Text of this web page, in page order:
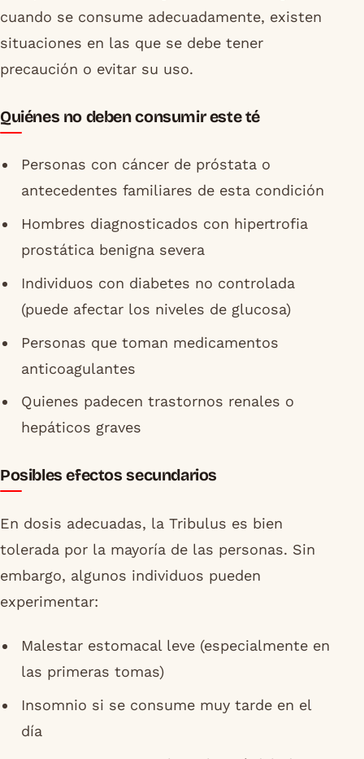
cuando se consume adecuadamente, existen
situaciones en las que se debe tener
precaución o evitar su uso.
Quiénes no deben consumir este té
Personas con cáncer de próstata o
antecedentes familiares de esta condición
Hombres diagnosticados con hipertrofia
prostática benigna severa
Individuos con diabetes no controlada
(puede afectar los niveles de glucosa)
Personas que toman medicamentos
anticoagulantes
Quienes padecen trastornos renales o
hepáticos graves
Posibles efectos secundarios
En dosis adecuadas, la Tribulus es bien
tolerada por la mayoría de las personas. Sin
embargo, algunos individuos pueden
experimentar:
Malestar estomacal leve (especialmente en
las primeras tomas)
Insomnio si se consume muy tarde en el
día